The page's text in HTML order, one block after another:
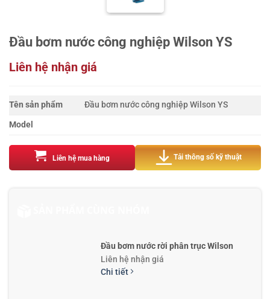
Đầu bơm nước công nghiệp Wilson YS
Liên hệ nhận giá
Tên sản phẩm
Đầu bơm nước công nghiệp Wilson YS
Model
Liên hệ mua hàng Tải thông số kỹ thuật
Đầu bơm nước rời phân trục Wilson
Liên hệ nhận giá
Chi tiết